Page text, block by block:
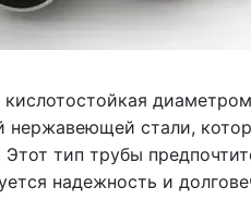
нержавеющей стали,
тип трубы
надежность и